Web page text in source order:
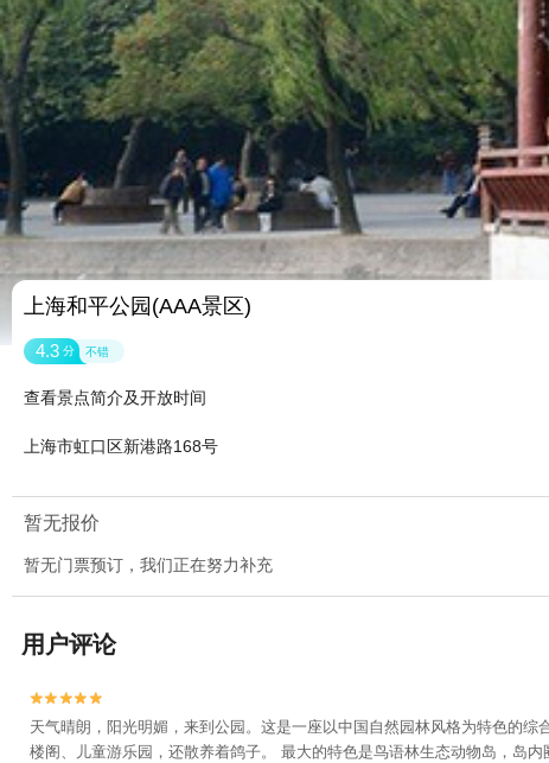
上海和平公园(AAA景区)
4.3 分 不错
查看景点简介及开放时间
上海市虹口区新港路168号
暂无报价
暂无门票预订，我们正在努力补充
用户评论


天气晴朗，阳光明媚，来到公园。这是一座以中国自然园林风格为特色的
楼阁、儿童游乐园，还散养着鸽子。 最大的特色是鸟语林生态动物岛，岛